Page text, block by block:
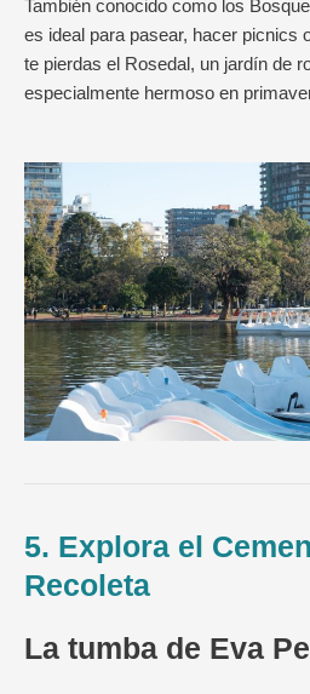
También conocido como los
es ideal para pasear, hacer picnics
te pierdas el Rosedal, un jardín de
especialmente hermoso en
5. Explora el
Recoleta
La tumba de Eva